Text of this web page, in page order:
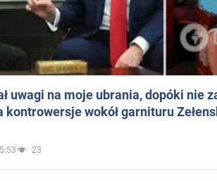
uwagi na moje ubrania, dopóki nie
kontrowersje wokół garnituru
23